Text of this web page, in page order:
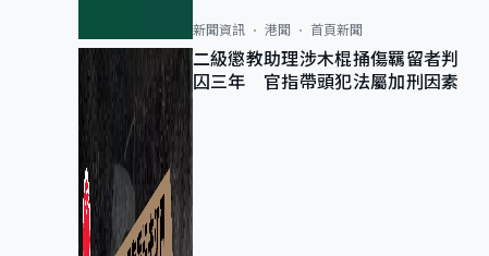
新聞資訊 港聞 首頁新聞
二級懲教助理涉木棍捅傷羈留者判
囚三年 官指帶頭犯法屬加刑因素